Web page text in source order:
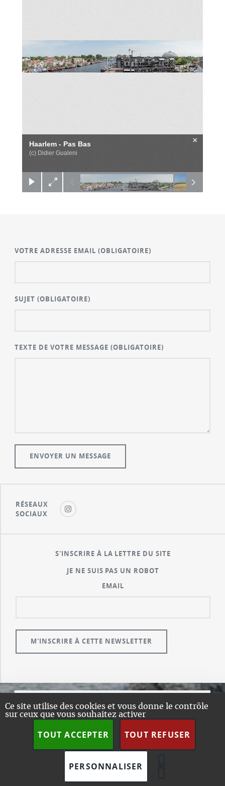
Ce site utilise des cookies et vous donne le contrôle
sur ceux que vous souhaitez activer
TOUT ACCEPTER TOUT REFUSER
PERSONNALISER
Haarlem - Pas Bas
(c) Didier Gualeni
×
VOTRE ADRESSE EMAIL(OBLIGATOIRE)
SUJET(OBLIGATOIRE)
TEXTE DE VOTRE MESSAGE(OBLIGATOIRE)
RÉSEAUX
SOCIAUX
S'INSCRIRE À LA LETTRE DU SITE
JE NE SUIS PAS UN ROBOT
EMAIL
© GUALENI.COM
A PROPOS
PLAN DU SITE